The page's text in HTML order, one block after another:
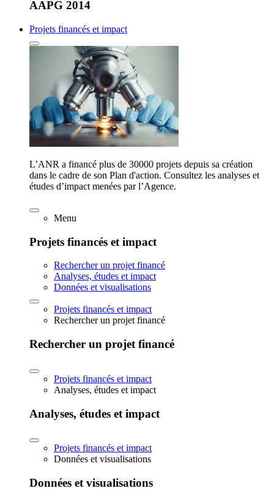
AAPG 2014
Projets financés et impact
L’ANR a financé plus de 30000 projets depuis sa création
dans le cadre de son Plan d'action. Consultez les analyses et
études d’impact menées par l’Agence.
Menu
Projets financés et impact
Rechercher un projet financé
Analyses, études et impact
Données et visualisations
Projets financés et impact
Rechercher un projet financé
Rechercher un projet financé
Projets financés et impact
Analyses, études et impact
Analyses, études et impact
Projets financés et impact
Données et visualisations
Données et visualisations